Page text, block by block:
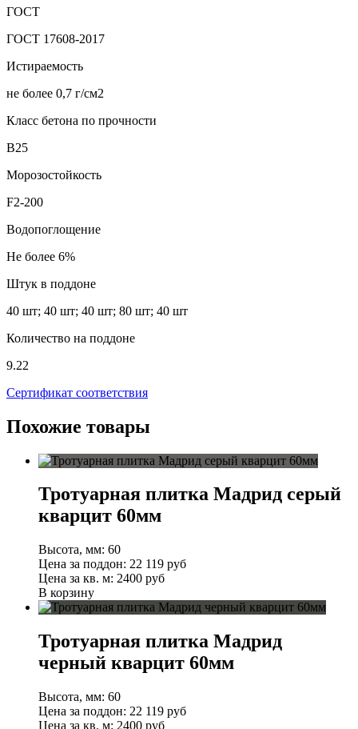
ГОСТ
ГОСТ 17608-2017
Истираемость
не более 0,7 г/см2
Класс бетона по прочности
В25
Морозостойкость
F2-200
Водопоглощение
Не более 6%
Штук в поддоне
40 шт; 40 шт; 40 шт; 80 шт; 40 шт
Количество на поддоне
9.22
Сертификат соответствия
Похожие товары
Тротуарная плитка Мадрид серый
кварцит 60мм
Высота, мм: 60
Цена за поддон: 22 119 руб
Цена за кв. м: 2400 руб
В корзину
Тротуарная плитка Мадрид
черный кварцит 60мм
Высота, мм: 60
Цена за поддон: 22 119 руб
Цена за кв. м: 2400 руб